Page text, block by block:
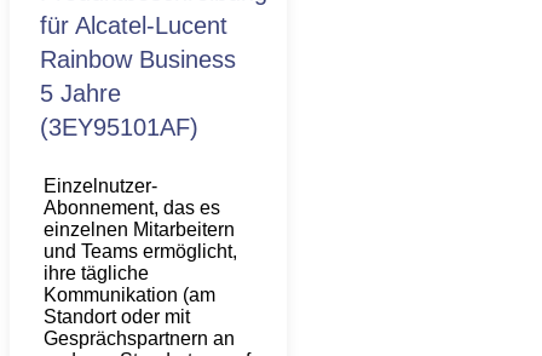
für Alcatel-Lucent
Rainbow Business
5 Jahre
(3EY95101AF)
Einzelnutzer-
Abonnement, das es
einzelnen Mitarbeitern
und Teams ermöglicht,
ihre tägliche
Kommunikation (am
Standort oder mit
Gesprächspartnern an